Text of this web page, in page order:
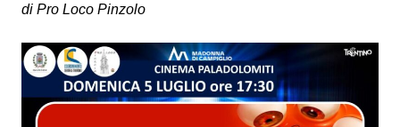
di Pro Loco Pinzolo